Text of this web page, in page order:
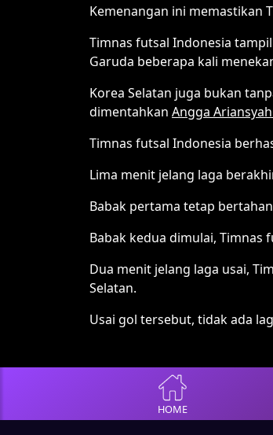
Kemenangan ini memastikan
Timnas futsal Indonesia
Garuda beberapa kali
Korea Selatan juga bukan
dimentahkan Angga
Timnas futsal Indonesia
Lima menit jelang laga
Babak pertama tetap
Babak kedua dimulai,
Dua menit jelang laga usai,
Selatan.
Usai gol tersebut, tidak ada
HOME